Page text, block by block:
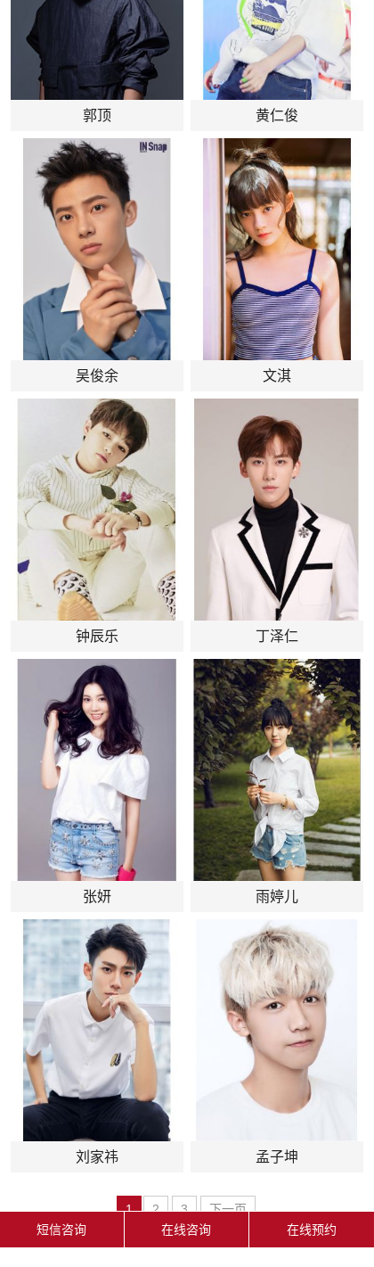
郭顶 黄仁俊
吴俊余 文淇
钟辰乐 丁泽仁
张妍 雨婷儿
刘家祎 孟子坤
1 2 3 下一页
Copyright 2025 All Rights Reserved. 北京现代音乐学校版权所有
短信咨询 在线咨询 在线预约